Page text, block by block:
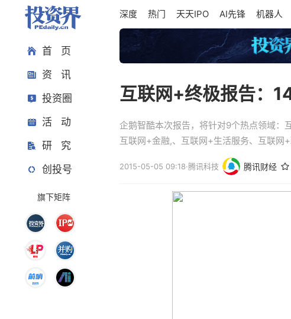
首 页
资 讯
投资圈
活 动
研 究
创投号
旗下矩阵
深度 热门 天天IPO AI先锋 机器人
互联网+终极报告：
企鹅智酷本次报告，将针对9个热点领域：
互联网+金融,、互联网+生活服务、互联网
2015-05-05 09:18·腾讯科技 腾讯财经